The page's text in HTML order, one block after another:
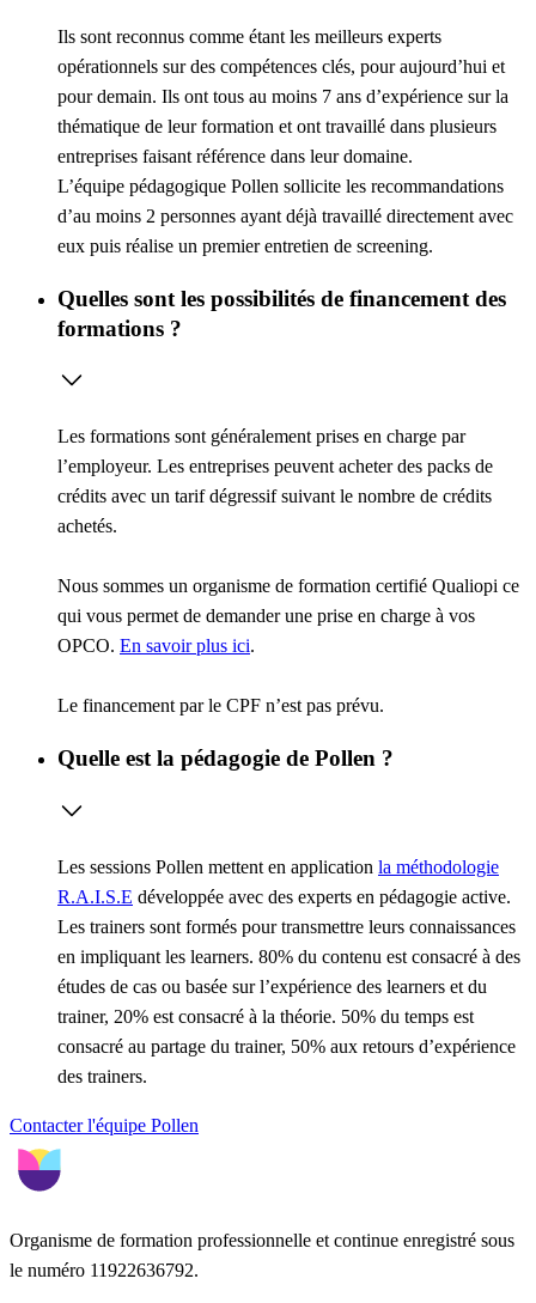
Ils sont reconnus comme étant les meilleurs experts
opérationnels sur des compétences clés, pour aujourd’hui et
pour demain. Ils ont tous au moins 7 ans d’expérience sur la
thématique de leur formation et ont travaillé dans plusieurs
entreprises faisant référence dans leur domaine.
L’équipe pédagogique Pollen sollicite les recommandations
d’au moins 2 personnes ayant déjà travaillé directement avec
eux puis réalise un premier entretien de screening.
Quelles sont les possibilités de financement des
formations ?
Les formations sont généralement prises en charge par
l’employeur. Les entreprises peuvent acheter des packs de
crédits avec un tarif dégressif suivant le nombre de crédits
achetés.
Nous sommes un organisme de formation certifié Qualiopi ce
qui vous permet de demander une prise en charge à vos
OPCO. En savoir plus ici.
Le financement par le CPF n’est pas prévu.
Quelle est la pédagogie de Pollen ?
Les sessions Pollen mettent en application la méthodologie
R.A.I.S.E développée avec des experts en pédagogie active.
Les trainers sont formés pour transmettre leurs connaissances
en impliquant les learners. 80% du contenu est consacré à des
études de cas ou basée sur l’expérience des learners et du
trainer, 20% est consacré à la théorie. 50% du temps est
consacré au partage du trainer, 50% aux retours d’expérience
des trainers.
Contacter l'équipe Pollen
Organisme de formation professionnelle et continue enregistré sous
le numéro 11922636792.